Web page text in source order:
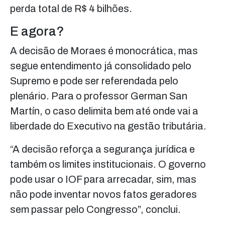
perda total de R$ 4 bilhões.
E agora?
A decisão de Moraes é monocrática, mas
segue entendimento já consolidado pelo
Supremo e pode ser referendada pelo
plenário. Para o professor German San
Martín, o caso delimita bem até onde vai a
liberdade do Executivo na gestão tributária.
“A decisão reforça a segurança jurídica e
também os limites institucionais. O governo
pode usar o IOF para arrecadar, sim, mas
não pode inventar novos fatos geradores
sem passar pelo Congresso”, conclui.